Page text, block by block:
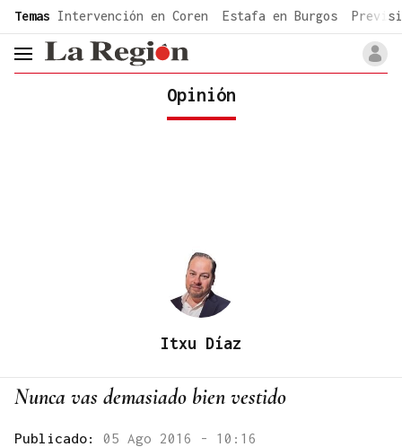
common.go-to-content
Temas Intervención en Coren Estafa en Burgos
header.menu.open
Opinión
Itxu Díaz
Nunca vas demasiado bien vestido
Publicado: 05 Ago 2016 - 10:16